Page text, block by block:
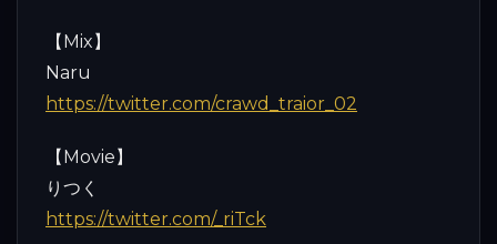
【Mix】
Naru
https://twitter.com/crawd_traior_02
【Movie】
りつく
https://twitter.com/_riTck